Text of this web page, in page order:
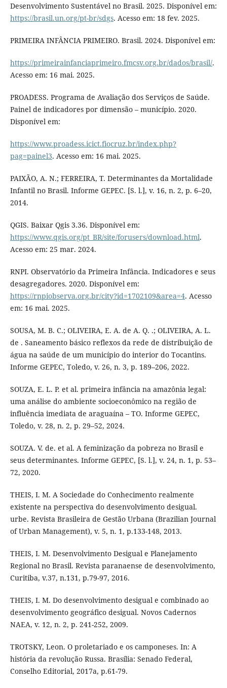
Desenvolvimento Sustentável no Brasil. 2025. Disponível em:
https://brasil.un.org/pt-br/sdgs. Acesso em: 18 fev. 2025.
PRIMEIRA INFÂNCIA PRIMEIRO. Brasil. 2024. Disponível em:
https://primeirainfanciaprimeiro.fmcsv.org.br/dados/brasil/.
Acesso em: 16 mai. 2025.
PROADESS. Programa de Avaliação dos Serviços de Saúde.
Painel de indicadores por dimensão – município. 2020.
Disponível em:
https://www.proadess.icict.fiocruz.br/index.php?
pag=painel3. Acesso em: 16 mai. 2025.
PAIXÃO, A. N.; FERREIRA, T. Determinantes da Mortalidade
Infantil no Brasil. Informe GEPEC. [S. l.], v. 16, n. 2, p. 6–20,
2014.
QGIS. Baixar Qgis 3.36. Disponível em:
https://www.qgis.org/pt_BR/site/forusers/download.html.
Acesso em: 25 mar. 2024.
RNPI. Observatório da Primeira Infância. Indicadores e seus
desagregadores. 2020. Disponível em:
https://rnpiobserva.org.br/city?id=1702109&area=4. Acesso
em: 16 mai. 2025.
SOUSA, M. B. C.; OLIVEIRA, E. A. de A. Q. .; OLIVEIRA, A. L.
de . Saneamento básico reflexos da rede de distribuição de
água na saúde de um município do interior do Tocantins.
Informe GEPEC, Toledo, v. 26, n. 3, p. 189–206, 2022.
SOUZA, E. L. P. et al. primeira infância na amazônia legal:
uma análise do ambiente socioeconômico na região de
influência imediata de araguaína – TO. Informe GEPEC,
Toledo, v. 28, n. 2, p. 29–52, 2024.
SOUZA. V. de. et al. A feminização da pobreza no Brasil e
seus determinantes. Informe GEPEC, [S. l.], v. 24, n. 1, p. 53–
72, 2020.
THEIS, I. M. A Sociedade do Conhecimento realmente
existente na perspectiva do desenvolvimento desigual.
urbe. Revista Brasileira de Gestão Urbana (Brazilian Journal
of Urban Management), v. 5, n. 1, p.133-148, 2013.
THEIS, I. M. Desenvolvimento Desigual e Planejamento
Regional no Brasil. Revista paranaense de desenvolvimento,
Curitiba, v.37, n.131, p.79-97, 2016.
THEIS, I. M. Do desenvolvimento desigual e combinado ao
desenvolvimento geográfico desigual. Novos Cadernos
NAEA, v. 12, n. 2, p. 241-252, 2009.
TROTSKY, Leon. O proletariado e os camponeses. In: A
história da revolução Russa. Brasília: Senado Federal,
Conselho Editorial, 2017a, p.61-79.